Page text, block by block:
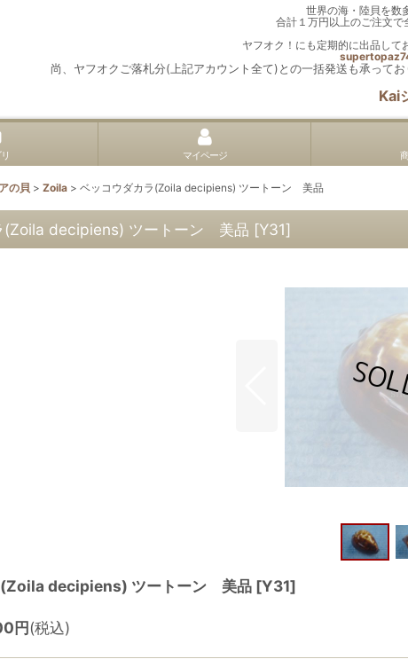
世界の海・陸貝を数
合計１万円以上のご注文
ヤフオク！にも定期的に出品して
尚、ヤフオクご落札分(上記アカウント全て)との一括発送も承って
Kai
マイページ
の貝 > Zoila > ベッコウダカラ(Zoila decipiens) ツートーン 美品
(Zoila decipiens) ツートーン 美品 [Y31]
(Zoila decipiens) ツートーン 美品 [Y31]
円(税込)